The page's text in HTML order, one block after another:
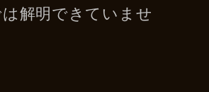
解明できていませ